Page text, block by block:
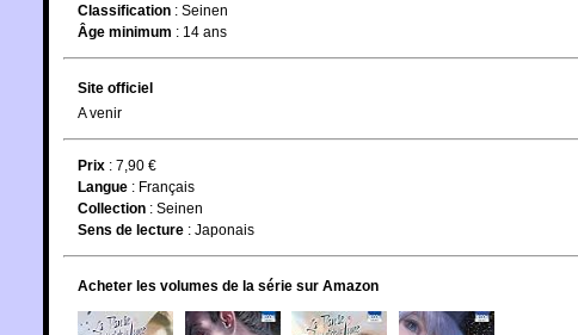
Classification : Seinen
Âge minimum : 14 ans
Site officiel
A venir
Prix : 7,90 €
Langue : Français
Collection : Seinen
Sens de lecture : Japonais
Acheter les volumes de la série sur Amazon